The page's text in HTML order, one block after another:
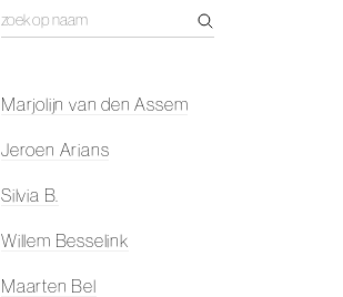
Marjolijn van den Assem
Jeroen Arians
Silvia B.
Willem Besselink
Maarten Bel